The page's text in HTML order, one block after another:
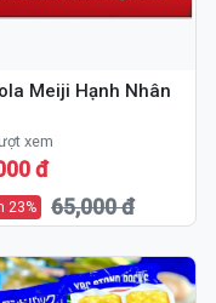
Meiji Hạnh Nhân
xem
đ
23% 65,000 đ